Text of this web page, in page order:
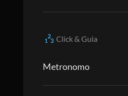
Click & Guia
Metronomo